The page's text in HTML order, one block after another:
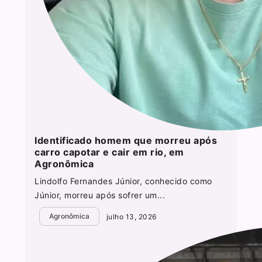
Identificado homem que morreu após
carro capotar e cair em rio, em
Agronômica
Lindolfo Fernandes Júnior, conhecido como
Júnior, morreu após sofrer um...
Agronômica julho 13, 2026